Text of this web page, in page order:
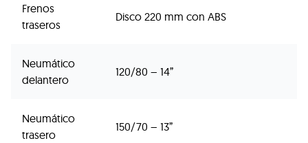
Frenos
traseros
Disco 220 mm con ABS
Neumático
delantero
120/80 – 14”
Neumático
trasero
150/70 – 13”